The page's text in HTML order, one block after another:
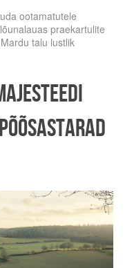
ootamatutele
praekartulite
talu lustlik